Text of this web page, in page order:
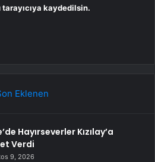
kaydedilsin.
Eklenen
Hayırseverler Kızılay’a
Verdi
9, 2026